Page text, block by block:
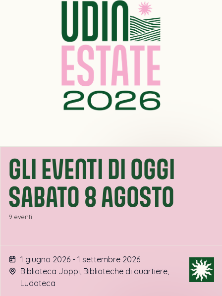
GLI EVENTI DI OGGI
SABATO 8 AGOSTO
9 eventi
1 giugno 2026 - 1 settembre 2026
Biblioteca Joppi, Biblioteche di quartiere,
Ludoteca